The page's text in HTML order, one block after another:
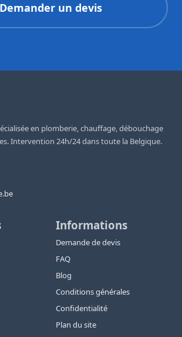
Demander un devis
en plomberie, chauffage, débouchage
Intervention 24h/24 dans toute la Belgique.
Informations
Demande de devis
FAQ
Blog
Conditions générales
Confidentialité
Plan du site